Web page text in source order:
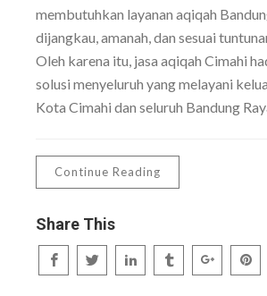
membutuhkan layanan aqiqah
dijangkau, amanah, dan sesuai
Oleh karena itu, jasa aqiqah Cimahi
solusi menyeluruh yang melayani
Kota Cimahi dan seluruh Bandung
Continue Reading
Share This